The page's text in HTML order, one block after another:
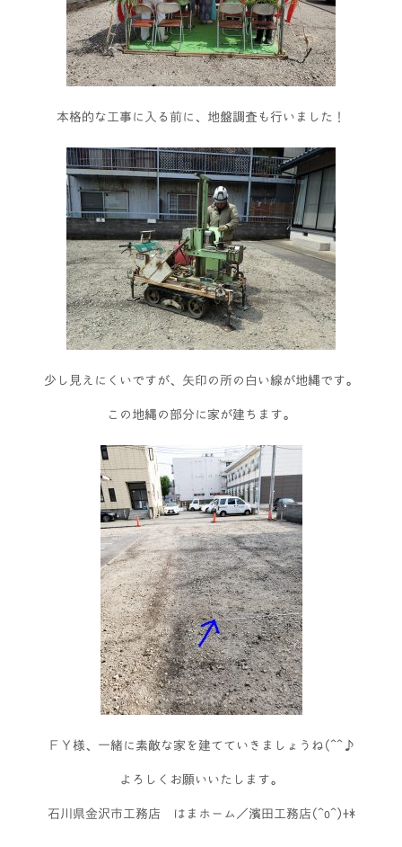
本格的な工事に入る前に、地盤調査も行いました！
少し見えにくいですが、矢印の所の白い線が地縄です。
この地縄の部分に家が建ちます。
ＦＹ様、一緒に素敵な家を建てていきましょうね(^^♪
よろしくお願いいたします。
石川県金沢市工務店 はまホーム／濱田工務店(^o^)+*